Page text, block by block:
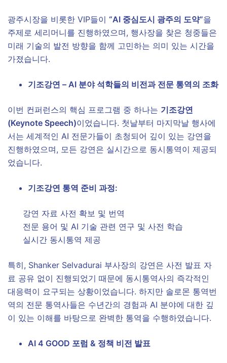
광주시장을 비롯한 VIP들이 “AI 중심도시 광주의 도약”을
주제로 세리머니를 진행하였으며, 행사장을 찾은 청중들은
미래 기술의 발전 방향을 함께 고민하는 의미 있는 시간을
가졌습니다.
기조강연 – AI 분야 석학들의 비전과 전문 통역의 조화
이번 컨퍼런스의 핵심 프로그램 중 하나는 기조강연
(Keynote Speech)이었습니다. 첫날부터 마지막날 행사에
서는 세계적인 AI 전문가들이 초청되어 깊이 있는 강연을
진행하였으며, 모든 강연은 실시간으로 동시통역이 제공되
었습니다.
기조강연 통역 준비 과정:
강연 자료 사전 확보 및 번역
전문 용어 및 AI 기술 관련 연구 및 사전 학습
실시간 동시통역 제공
특히, Shanker Selvadurai 부사장의 강연은 사전 발표 자
료 공유 없이 진행되었기 때문에 동시통역사의 즉각적인
대응력이 요구되는 상황이었습니다. 하지만 솔로몬 통역번
역의 전문 통역사들은 수년간의 경험과 AI 분야에 대한 깊
이 있는 이해를 바탕으로 완벽한 통역을 수행하였습니다.
AI 4 GOOD 포럼 & 정책 비전 발표